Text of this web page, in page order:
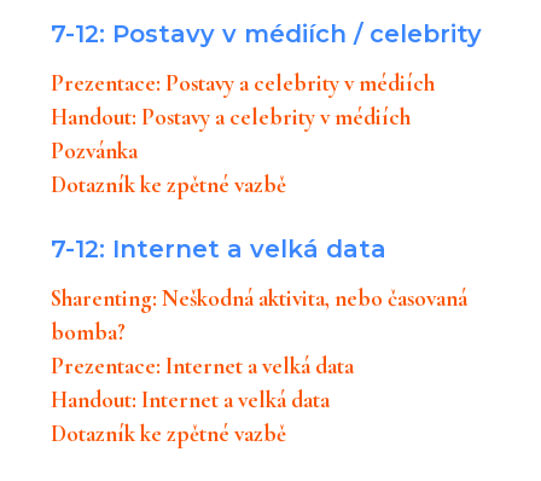
7-12: Postavy v médiích / celebrity
Prezentace: Postavy a celebrity v médiích
Handout: Postavy a celebrity v médiích
Pozvánka
Dotazník ke zpětné vazbě
7-12: Internet a velká data
Sharenting: Neškodná aktivita, nebo časovaná
bomba?
Prezentace: Internet a velká data
Handout: Internet a velká data
Dotazník ke zpětné vazbě